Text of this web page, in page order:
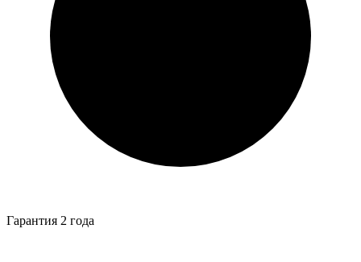
Гарантия 2 года